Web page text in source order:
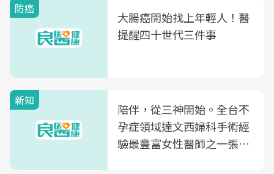
防癌
大腸癌開始找上年輕人！醫
提醒四十世代三件事
新知
陪伴，從三神開始。全台不
孕症領域達文西婦科手術經
驗最豐富女性醫師之一張永